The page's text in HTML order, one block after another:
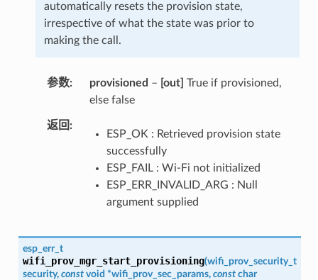
automatically resets the provision state,
irrespective of what the state was prior to
making the call.
参数 provisioned – [out] True if provisioned,
else false
返回
ESP_OK : Retrieved provision state
successfully
ESP_FAIL : Wi-Fi not initialized
ESP_ERR_INVALID_ARG : Null
argument supplied
esp_err_t
wifi_prov_mgr_start_provisioning(wifi_prov_security_t
security, const void *wifi_prov_sec_params, const char